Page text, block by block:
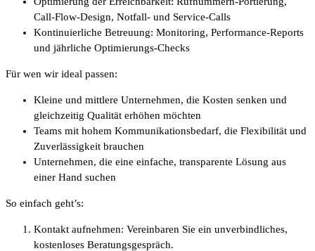
Call-Flow-Design, Notfall- und Service-Calls
Kontinuierliche Betreuung: Monitoring, Performance-Reports
und jährliche Optimierungs-Checks
Für wen wir ideal passen:
Kleine und mittlere Unternehmen, die Kosten senken und
gleichzeitig Qualität erhöhen möchten
Teams mit hohem Kommunikationsbedarf, die Flexibilität und
Zuverlässigkeit brauchen
Unternehmen, die eine einfache, transparente Lösung aus
einer Hand suchen
So einfach geht’s:
Kontakt aufnehmen: Vereinbaren Sie ein unverbindliches,
kostenloses Beratungsgespräch.